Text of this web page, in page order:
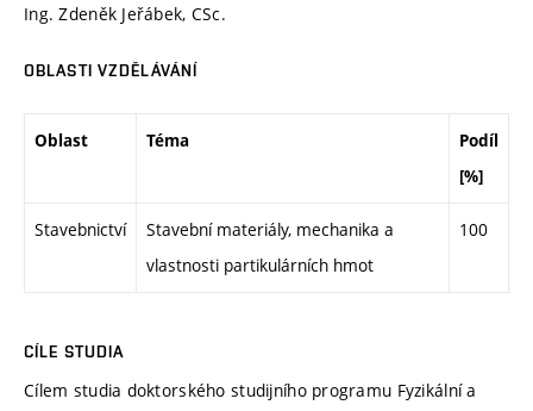
Ing. Zdeněk Jeřábek, CSc.
OBLASTI VZDĚLÁVÁNÍ
Oblast Téma
Podíl
[%]
Stavebnictví
Stavební materiály, mechanika a
vlastnosti partikulárních hmot
100
CÍLE STUDIA
Cílem studia doktorského studijního programu Fyzikální a